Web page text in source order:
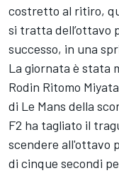
costretto al ritiro,
si tratta dell’ottavo
successo, in una
La giornata è stata
Rodin Ritomo
di Le Mans della
F2 ha tagliato il
scendere all'ottavo
di cinque secondi